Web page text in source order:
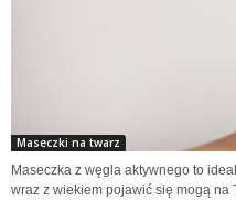
Maseczki na twarz
Maseczka z węgla aktywnego to
wraz z wiekiem pojawić się mogą na